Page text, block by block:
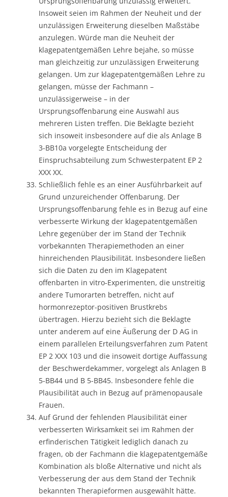
Insoweit seien im Rahmen der Neuheit und der
unzulässigen Erweiterung dieselben Maßstäbe
anzulegen. Würde man die Neuheit der
klagepatentgemäßen Lehre bejahe, so müsse
man gleichzeitig zur unzulässigen Erweiterung
gelangen. Um zur klagepatentgemäßen Lehre zu
gelangen, müsse der Fachmann –
unzulässigerweise – in der
Ursprungsoffenbarung eine Auswahl aus
mehreren Listen treffen. Die Beklagte bezieht
sich insoweit insbesondere auf die als Anlage B
3-BB10a vorgelegte Entscheidung der
Einspruchsabteilung zum Schwesterpatent EP 2
XXX XX.
Schließlich fehle es an einer Ausführbarkeit auf
Grund unzureichender Offenbarung. Der
Ursprungsoffenbarung fehle es in Bezug auf eine
verbesserte Wirkung der klagepatentgemäßen
Lehre gegenüber der im Stand der Technik
vorbekannten Therapiemethoden an einer
hinreichenden Plausibilität. Insbesondere ließen
sich die Daten zu den im Klagepatent
offenbarten in vitro-Experimenten, die unstreitig
andere Tumorarten betreffen, nicht auf
hormonrezeptor-positiven Brustkrebs
übertragen. Hierzu bezieht sich die Beklagte
unter anderem auf eine Äußerung der D AG in
einem parallelen Erteilungsverfahren zum Patent
EP 2 XXX 103 und die insoweit dortige Auffassung
der Beschwerdekammer, vorgelegt als Anlagen B
5-BB44 und B 5-BB45. Insbesondere fehle die
Plausibilität auch in Bezug auf prämenopausale
Frauen.
Auf Grund der fehlenden Plausibilität einer
verbesserten Wirksamkeit sei im Rahmen der
erfinderischen Tätigkeit lediglich danach zu
fragen, ob der Fachmann die klagepatentgemäße
Kombination als bloße Alternative und nicht als
Verbesserung der aus dem Stand der Technik
bekannten Therapieformen ausgewählt hätte.